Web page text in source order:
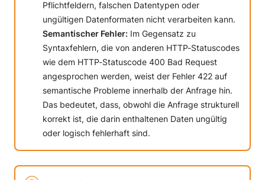
Pflichtfeldern, falschen Datentypen oder
ungültigen Datenformaten nicht verarbeiten kann.
Semantischer Fehler: Im Gegensatz zu
Syntaxfehlern, die von anderen HTTP-Statuscodes
wie dem HTTP-Statuscode 400 Bad Request
angesprochen werden, weist der Fehler 422 auf
semantische Probleme innerhalb der Anfrage hin.
Das bedeutet, dass, obwohl die Anfrage strukturell
korrekt ist, die darin enthaltenen Daten ungültig
oder logisch fehlerhaft sind.